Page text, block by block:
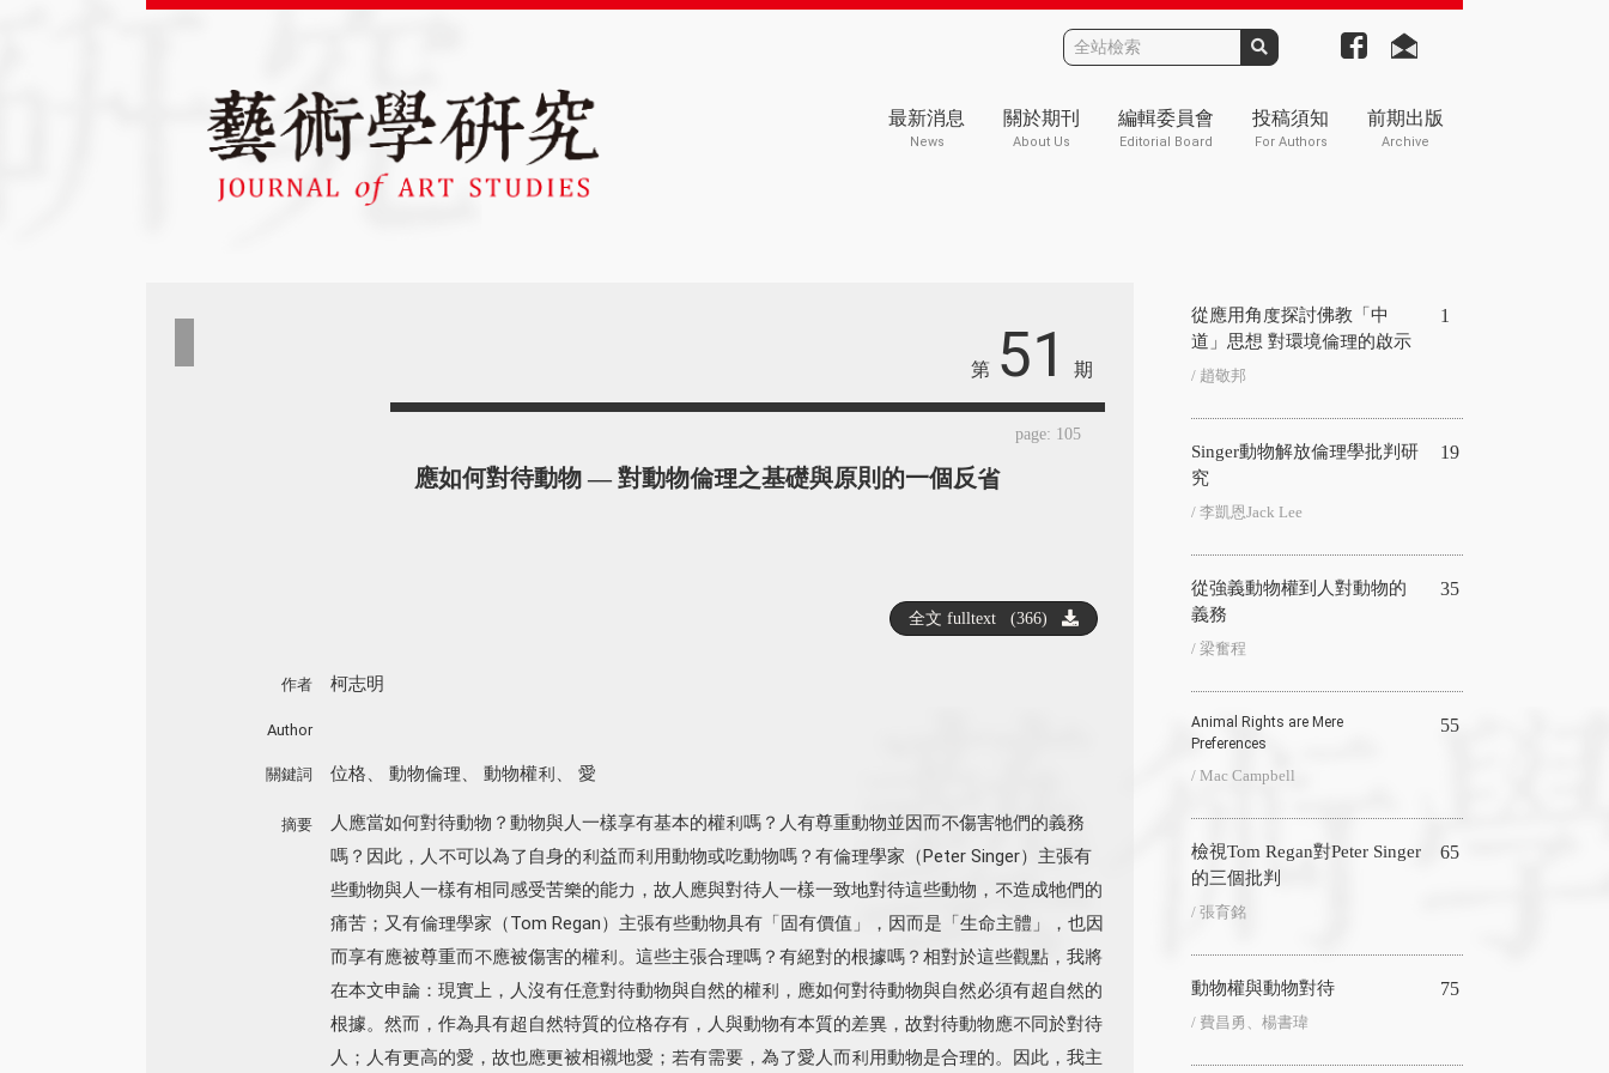
最新消息
News
關於期刊
About Us
編輯委員會
Editorial Board
投稿須知
For Authors
前期出版
Archive
第 51 期
page: 105
應如何對待動物 — 對動物倫理之基礎與原則的一個反省
作者 柯志明
Author
關鍵詞 位格 動物倫理 動物權利 愛
摘要
人應當如何對待動物？動物與人一樣享有基本的權利嗎？人有尊重動物並因而不傷害牠們的義務
嗎？因此，人不可以為了自身的利益而利用動物或吃動物嗎？有倫理學家（Peter Singer）主張有
些動物與人一樣有相同感受苦樂的能力，故人應與對待人一樣一致地對待這些動物，不造成牠們的
痛苦；又有倫理學家（Tom Regan）主張有些動物具有「固有價值」，因而是「生命主體」，也因
而享有應被尊重而不應被傷害的權利。這些主張合理嗎？有絕對的根據嗎？相對於這些觀點，我將
在本文申論：現實上，人沒有任意對待動物與自然的權利，應如何對待動物與自然必須有超自然的
根據。然而，作為具有超自然特質的位格存有，人與動物有本質的差異，故對待動物應不同於對待
人；人有更高的愛，故也應更被相襯地愛；若有需要，為了愛人而利用動物是合理的。因此，我主
從應用角度探討佛教「中
道」思想 對環境倫理的啟示
/ 趙敬邦
1
Singer動物解放倫理學批判研
究
/ 李凱恩Jack Lee
19
從強義動物權到人對動物的
義務
/ 梁奮程
35
Animal Rights are Mere
Preferences
/ Mac Campbell
55
檢視Tom Regan對Peter Singer
的三個批判
/ 張育銘
65
動物權與動物對待
/ 費昌勇、楊書瑋
75